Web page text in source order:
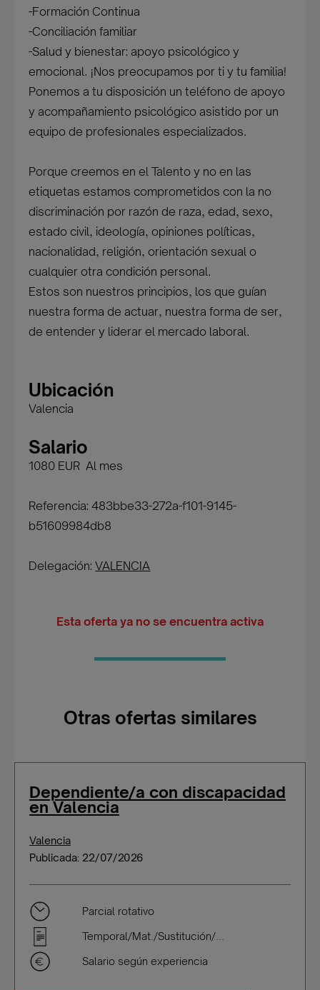
-Formación Continua
-Conciliación familiar
-Salud y bienestar: apoyo psicológico y
emocional. ¡Nos preocupamos por ti y tu familia!
Ponemos a tu disposición un teléfono de apoyo
y acompañamiento psicológico asistido por un
equipo de profesionales especializados.
Porque creemos en el Talento y no en las
etiquetas estamos comprometidos con la no
discriminación por razón de raza, edad, sexo,
estado civil, ideología, opiniones políticas,
nacionalidad, religión, orientación sexual o
cualquier otra condición personal.
Estos son nuestros principios, los que guían
nuestra forma de actuar, nuestra forma de ser,
de entender y liderar el mercado laboral.
Ubicación
Valencia
Salario
1080 EUR Al mes
Referencia: 483bbe33-272a-f101-9145-
b51609984db8
Delegación:VALENCIA
Esta oferta ya no se encuentra activa
Otras ofertas similares
Dependiente/a con discapacidad
en Valencia
Valencia
Publicada: 22/07/2026
Parcial rotativo
Temporal/Mat./Sustitución/...
Salario según experiencia